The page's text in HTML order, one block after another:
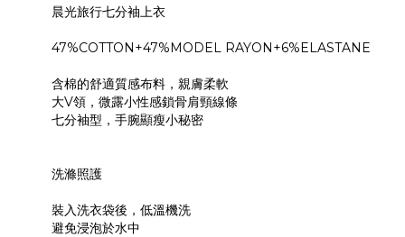
晨光旅行七分袖上衣
47%COTTON+47%MODEL RAYON+6%ELASTANE
含棉的舒適質感布料，親膚柔軟
大V領，微露小性感鎖骨肩頸線條
七分袖型，手腕顯瘦小秘密
洗滌照護
裝入洗衣袋後，低溫機洗
避免浸泡於水中